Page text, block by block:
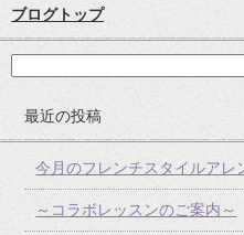
ブログトップ
最近の投稿
今月のフレンチスタイルアレ
～コラボレッスンのご案内～